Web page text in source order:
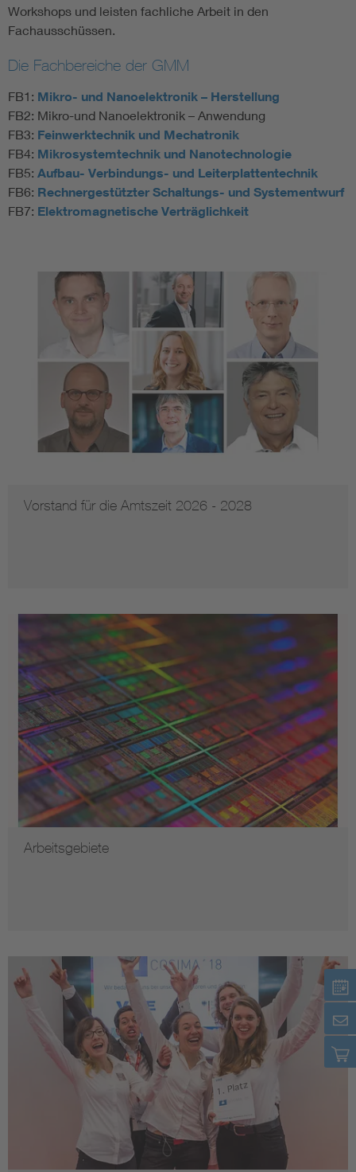
Workshops und leisten fachliche Arbeit in den
Fachausschüssen.
Die Fachbereiche der GMM
FB1: Mikro- und Nanoelektronik – Herstellung
FB2: Mikro-und Nanoelektronik – Anwendung
FB3: Feinwerktechnik und Mechatronik
FB4: Mikrosystemtechnik und Nanotechnologie
FB5: Aufbau- Verbindungs- und Leiterplattentechnik
FB6: Rechnergestützter Schaltungs- und Systementwurf
FB7: Elektromagnetische Verträglichkeit
Vorstand für die Amtszeit 2026 - 2028
Arbeitsgebiete